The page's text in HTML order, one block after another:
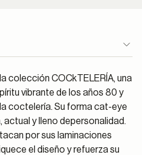
colección COCkTELERÍA, una
vibrante de los años 80 y
coctelería. Su forma cat-eye
actual y lleno depersonalidad.
por sus laminaciones
el diseño y refuerza su